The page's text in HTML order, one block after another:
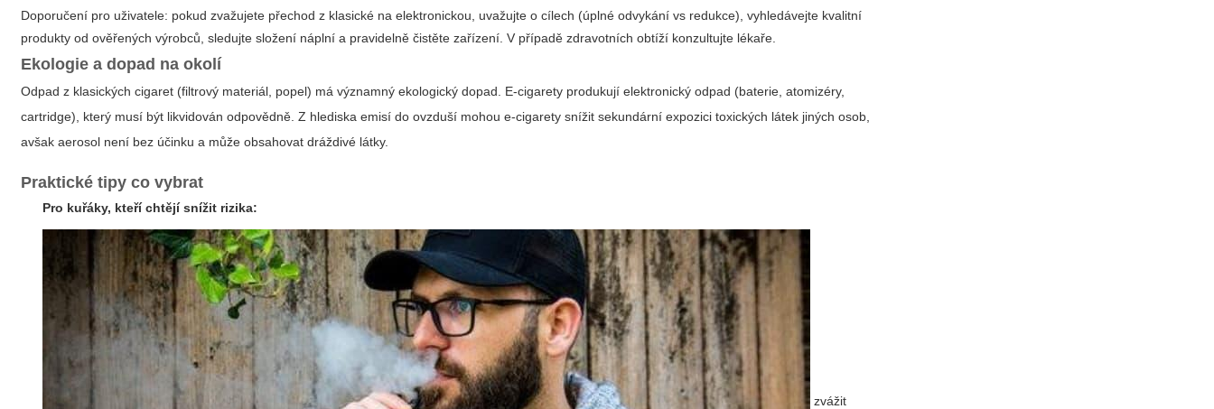
Doporučení pro uživatele: pokud zvažujete přechod z klasické na elektronickou, uvažujte o cílech (úplné odvykání vs redukce), vyhledávejte kvalitní
produkty od ověřených výrobců, sledujte složení náplní a pravidelně čistěte zařízení. V případě zdravotních obtíží konzultujte lékaře.
Ekologie a dopad na okolí
Odpad z klasických cigaret (filtrový materiál, popel) má významný ekologický dopad. E-cigarety produkují elektronický odpad (baterie, atomizéry,
cartridge), který musí být likvidován odpovědně. Z hlediska emisí do ovzduší mohou e-cigarety snížit sekundární expozici toxických látek jiných osob,
avšak aerosol není bez účinku a může obsahovat dráždivé látky.
Praktické tipy co vybrat
Pro kuřáky, kteří chtějí snížit rizika:
zvážit